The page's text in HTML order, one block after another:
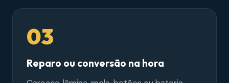
03
Reparo ou conversão na hora